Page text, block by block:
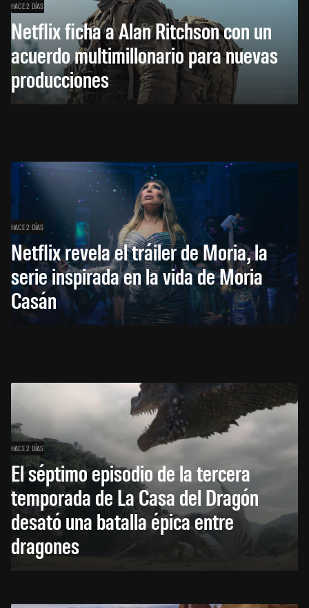
HACE 2 DÍAS
Netflix ficha a Alan Ritchson con un
acuerdo multimillonario para nuevas
producciones
HACE 2 DÍAS
Netflix revela el tráiler de Moria, la
serie inspirada en la vida de Moria
Casán
HACE 2 DÍAS
El séptimo episodio de la tercera
temporada de La Casa del Dragón
desató una batalla épica entre
dragones